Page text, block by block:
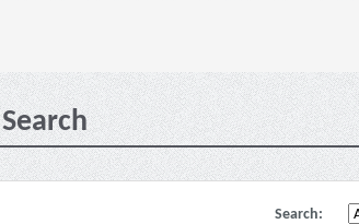
Search
Search: